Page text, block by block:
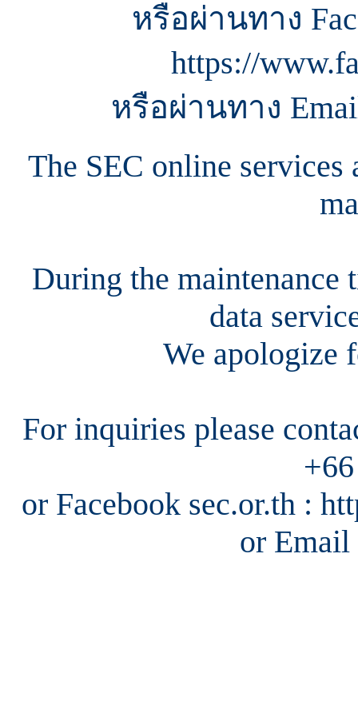
หรือผ่านทาง
https://
หรือผ่านทาง
The SEC online
During the maintenance
data
We apologize
For inquiries please
or Facebook sec.or.th :
or Email